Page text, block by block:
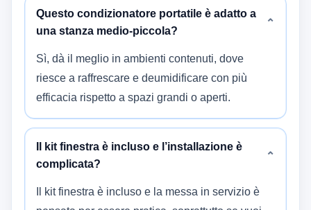
Questo condizionatore portatile è adatto a
una stanza medio-piccola?
⌄
Sì, dà il meglio in ambienti contenuti, dove
riesce a raffrescare e deumidificare con più
efficacia rispetto a spazi grandi o aperti.
Il kit finestra è incluso e l’installazione è
complicata?
⌄
Il kit finestra è incluso e la messa in servizio è